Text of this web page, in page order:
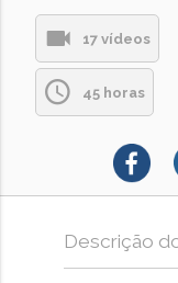
17 vídeos
45 horas
Descrição